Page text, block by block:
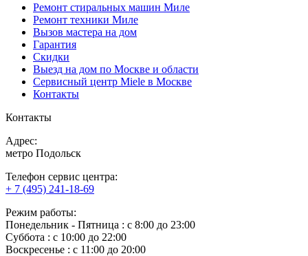
Ремонт стиральных машин Миле
Ремонт техники Миле
Вызов мастера на дом
Гарантия
Скидки
Выезд на дом по Москве и области
Сервисный центр Miele в Москве
Контакты
Контакты
Адрес:
метро Подольск
Телефон сервис центра:
+ 7 (495) 241-18-69
Режим работы:
Понедельник ‐ Пятница : с 8:00 до 23:00
Суббота : с 10:00 до 22:00
Воскресенье : с 11:00 до 20:00